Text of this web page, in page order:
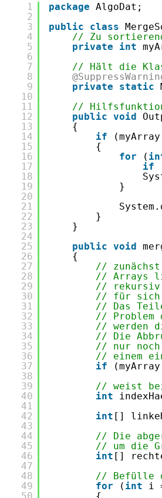
1
2
3
4
5
6
7
8
9
10
11
12
13
14
15
16
17
18
19
20
21
22
23
24
25
26
27
28
29
30
31
32
33
34
35
36
37
38
39
40
41
42
43
44
45
46
47
48
49
package AlgoDat;
public
class
// Zu
private
int
// Hält die
private
static
// Hilfsfunktion
public void
{
if
{
for
(
if
}
}
}
public void
{
//
// Arrays
// rekursiv
// für sich
// Das
// Problem
// werden
// Die
// nur
// einem
if
// weist bei
int
int []
// Die
// um die
int []
// Befülle
for
( int i